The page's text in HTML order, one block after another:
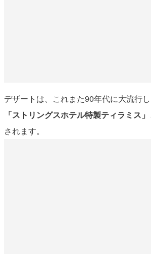
デザートは、これまた90年代に大流行
「ストリングスホテル特製ティラミス」
されます。